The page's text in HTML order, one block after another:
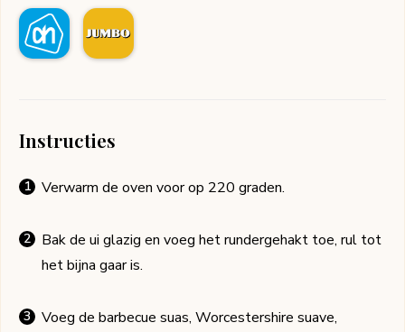
Instructies
Verwarm de oven voor op 220 graden.
Bak de ui glazig en voeg het rundergehakt toe, rul tot
het bijna gaar is.
Voeg de barbecue suas, Worcestershire suave,